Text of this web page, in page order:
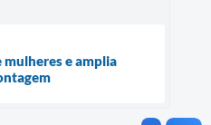
mulheres e amplia